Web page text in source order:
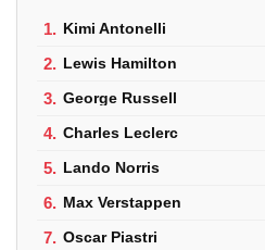
1. Kimi Antonelli
2. Lewis Hamilton
3. George Russell
4. Charles Leclerc
5. Lando Norris
6. Max Verstappen
7. Oscar Piastri